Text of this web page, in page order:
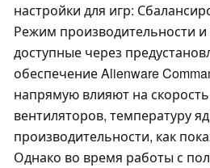
настройки для игр:
Режим производительности
доступные через
обеспечение Alienware
напрямую влияют на
вентиляторов, температуру
производительности, как
Однако во время работы с